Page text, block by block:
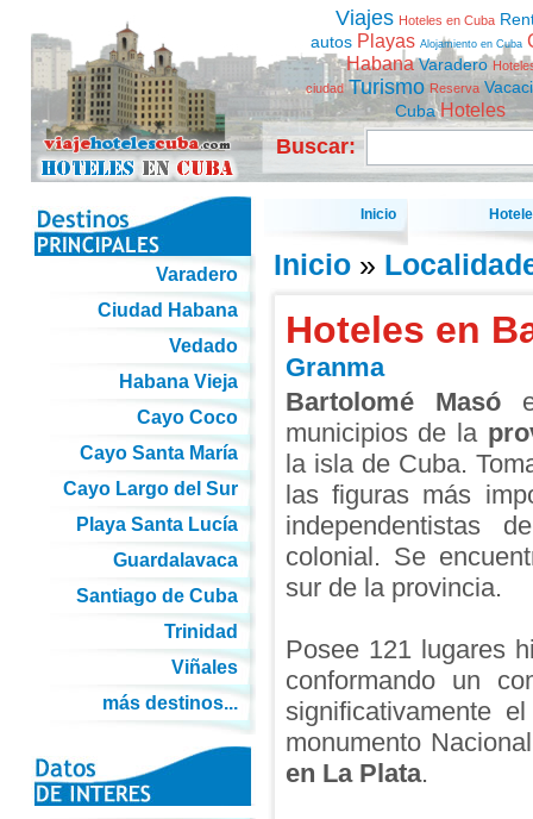
Viajes Hoteles en Cuba
autos Playas Alojamiento en Cuba
Habana Varadero
ciudad Turismo Reserva
Cuba Hoteles
Buscar:
Inicio
Inicio»
Hoteles en
Granma
Bartolomé Masó
municipios de la
la isla de Cuba.
las figuras más
independentistas
colonial. Se
sur de la provincia.
Posee 121 lugares
conformando un
significativamente
monumento
en La Plata.
Varadero
Ciudad Habana
Vedado
Habana Vieja
Cayo Coco
Cayo Santa María
Cayo Largo del Sur
Playa Santa Lucía
Guardalavaca
Santiago de Cuba
Trinidad
Viñales
más destinos...